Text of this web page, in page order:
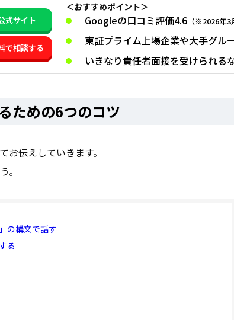
式サイト
で相談する
＜おすすめポイント＞
Googleの口コミ評価4.6 （※2026年3
東証プライム上場企業や大手グル
いきなり責任者面接を受けられる
ための6つのコツ
伝えしていきます。
。
の構文で話す
る